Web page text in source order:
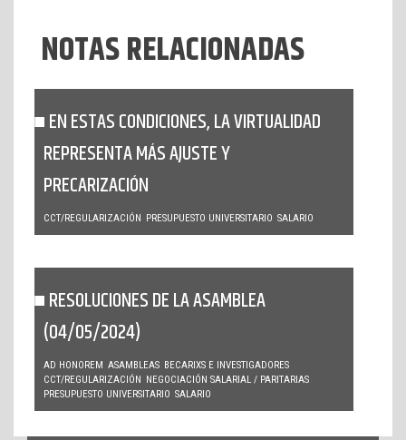
NOTAS RELACIONADAS
EN ESTAS CONDICIONES, LA VIRTUALIDAD
REPRESENTA MÁS AJUSTE Y
PRECARIZACIÓN
CCT/REGULARIZACIÓN PRESUPUESTO UNIVERSITARIO SALARIO
RESOLUCIONES DE LA ASAMBLEA
(04/05/2024)
AD HONOREM ASAMBLEAS BECARIXS E INVESTIGADORES
CCT/REGULARIZACIÓN
NEGOCIACIÓN SALARIAL / PARITARIAS
PRESUPUESTO UNIVERSITARIO SALARIO